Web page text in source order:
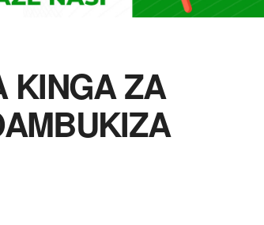
KINGA ZA